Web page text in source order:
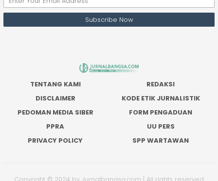
TENTANG KAMI
REDAKSI
DISCLAIMER
KODE ETIK JURNALISTIK
PEDOMAN MEDIA SIBER
FORM PENGADUAN
PPRA
UU PERS
PRIVACY POLICY
SPP WARTAWAN